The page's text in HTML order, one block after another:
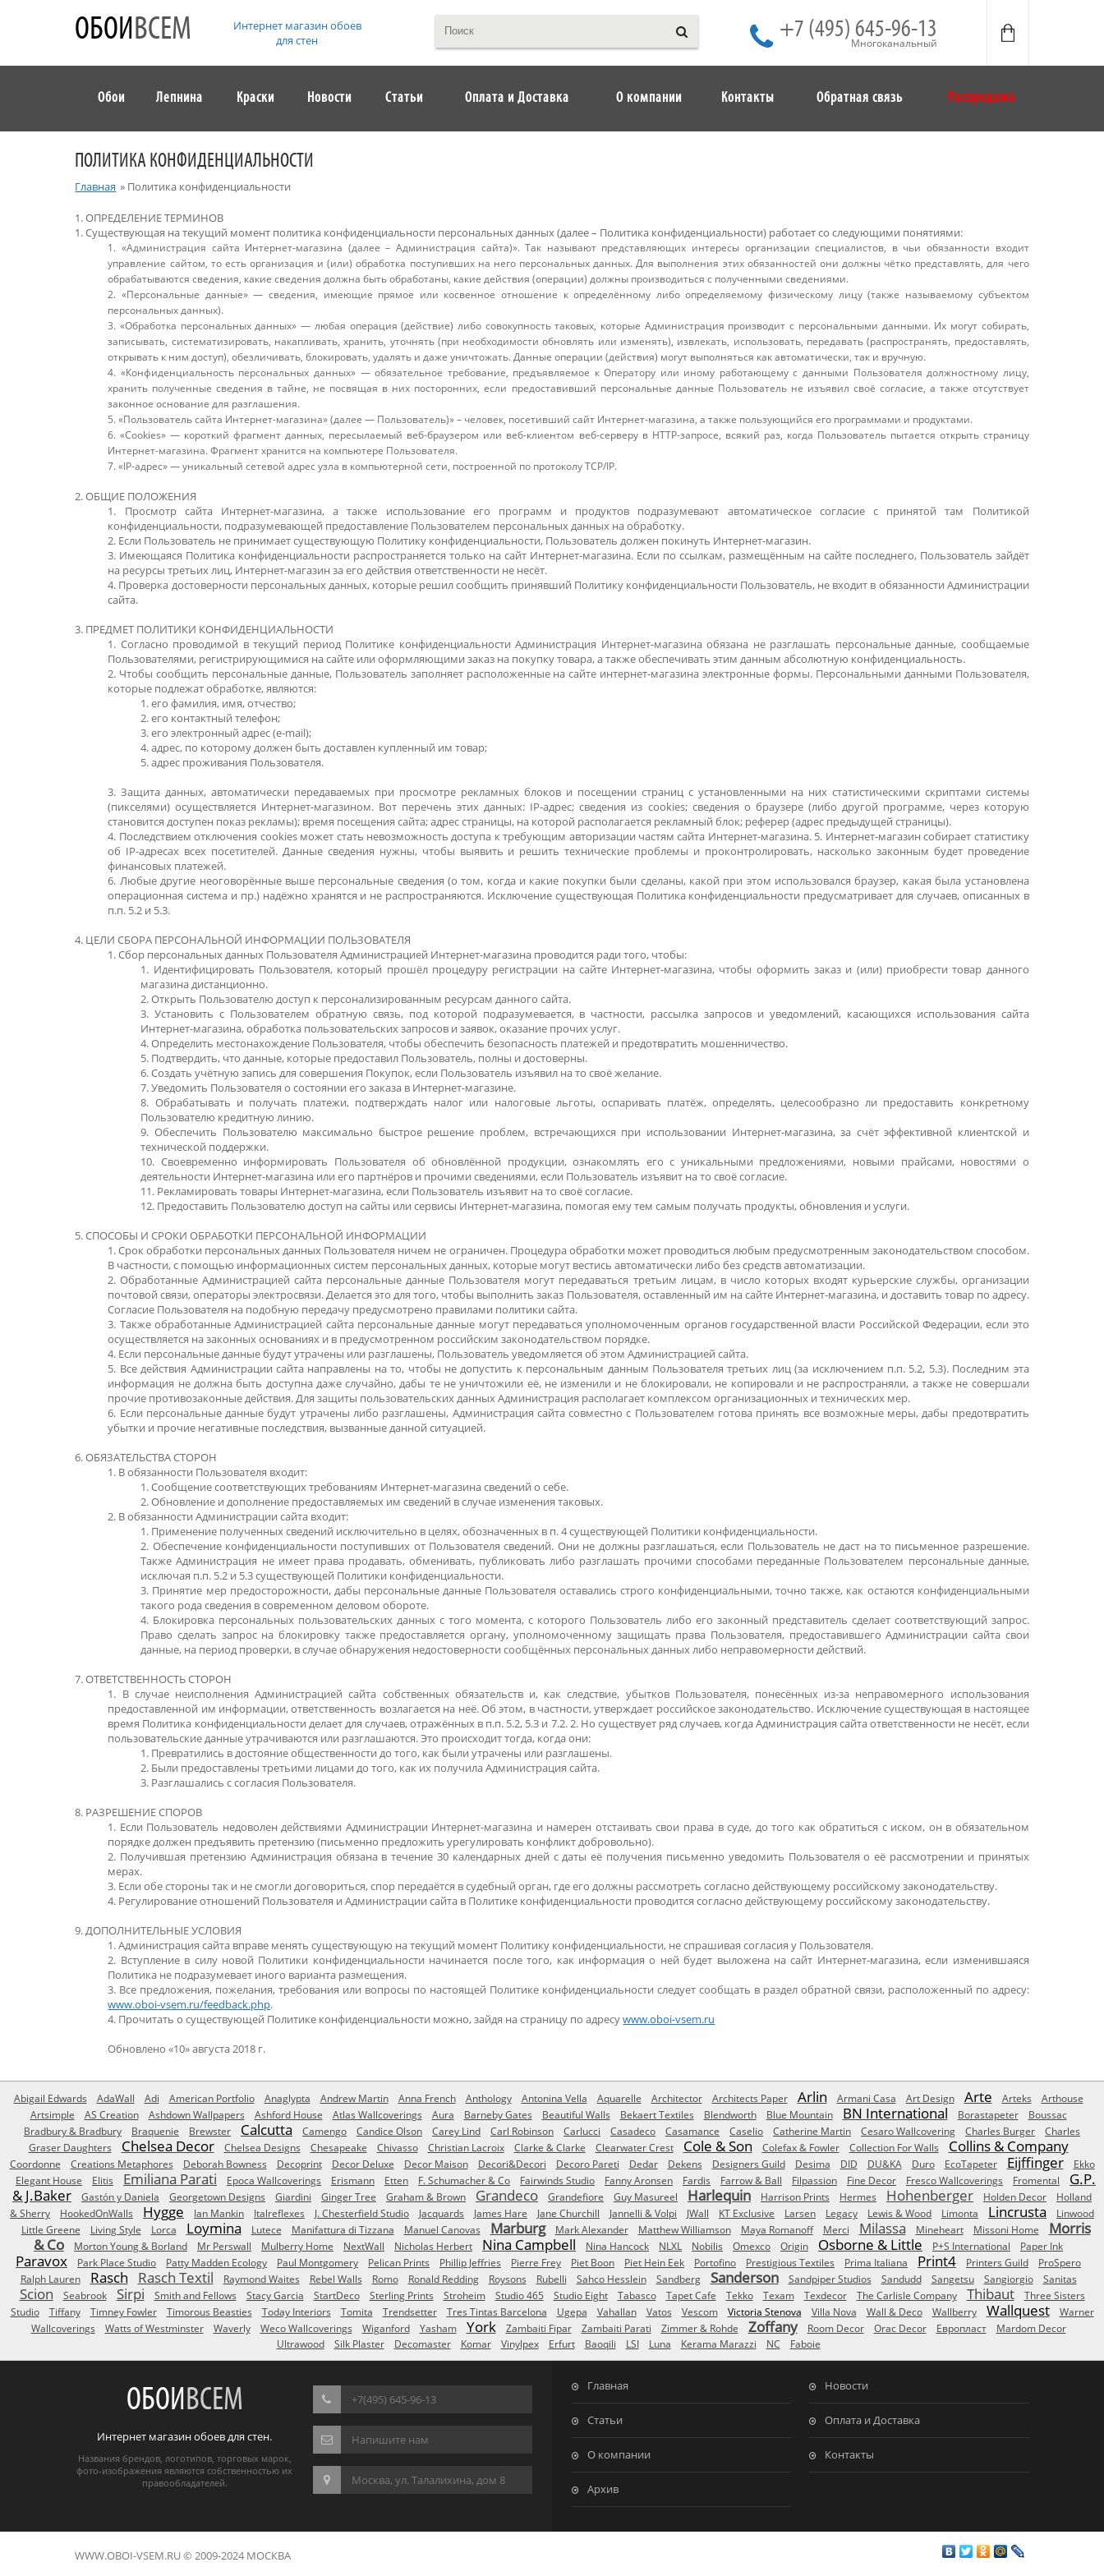
ОБОИВСЕМ
Интернет магазин обоев
для стен
+7 (495) 645-96-13
Многоканальный
Обои Лепнина Краски Новости Статьи Оплата и Доставка О компании Контакты Обратная связь Распродажа
ПОЛИТИКА КОНФИДЕНЦИАЛЬНОСТИ
Главная » Политика конфиденциальности
1. ОПРЕДЕЛЕНИЕ ТЕРМИНОВ
1. Существующая на текущий момент политика конфиденциальности персональных данных (далее – Политика конфиденциальности) работает со следующими понятиями:
1. «Администрация сайта Интернет-магазина (далее – Администрация сайта)». Так называют представляющих интересы организации специалистов, в чьи обязанности входит
управление сайтом, то есть организация и (или) обработка поступивших на него персональных данных. Для выполнения этих обязанностей они должны чётко представлять, для чего
обрабатываются сведения, какие сведения должна быть обработаны, какие действия (операции) должны производиться с полученными сведениями.
2. «Персональные данные» — сведения, имеющие прямое или косвенное отношение к определённому либо определяемому физическому лицу (также называемому субъектом
персональных данных).
3. «Обработка персональных данных» — любая операция (действие) либо совокупность таковых, которые Администрация производит с персональными данными. Их могут собирать,
записывать, систематизировать, накапливать, хранить, уточнять (при необходимости обновлять или изменять), извлекать, использовать, передавать (распространять, предоставлять,
открывать к ним доступ), обезличивать, блокировать, удалять и даже уничтожать. Данные операции (действия) могут выполняться как автоматически, так и вручную.
4. «Конфиденциальность персональных данных» — обязательное требование, предъявляемое к Оператору или иному работающему с данными Пользователя должностному лицу,
хранить полученные сведения в тайне, не посвящая в них посторонних, если предоставивший персональные данные Пользователь не изъявил своё согласие, а также отсутствует
законное основание для разглашения.
5. «Пользователь сайта Интернет-магазина» (далее — Пользователь)» – человек, посетивший сайт Интернет-магазина, а также пользующийся его программами и продуктами.
6. «Cookies» — короткий фрагмент данных, пересылаемый веб-браузером или веб-клиентом веб-серверу в HTTP-запросе, всякий раз, когда Пользователь пытается открыть страницу
Интернет-магазина. Фрагмент хранится на компьютере Пользователя.
7. «IP-адрес» — уникальный сетевой адрес узла в компьютерной сети, построенной по протоколу TCP/IP.
2. ОБЩИЕ ПОЛОЖЕНИЯ
1. Просмотр сайта Интернет-магазина, а также использование его программ и продуктов подразумевают автоматическое согласие с принятой там Политикой
конфиденциальности, подразумевающей предоставление Пользователем персональных данных на обработку.
2. Если Пользователь не принимает существующую Политику конфиденциальности, Пользователь должен покинуть Интернет-магазин.
3. Имеющаяся Политика конфиденциальности распространяется только на сайт Интернет-магазина. Если по ссылкам, размещённым на сайте последнего, Пользователь зайдёт
на ресурсы третьих лиц, Интернет-магазин за его действия ответственности не несёт.
4. Проверка достоверности персональных данных, которые решил сообщить принявший Политику конфиденциальности Пользователь, не входит в обязанности Администрации
сайта.
3. ПРЕДМЕТ ПОЛИТИКИ КОНФИДЕНЦИАЛЬНОСТИ
1. Согласно проводимой в текущий период Политике конфиденциальности Администрация Интернет-магазина обязана не разглашать персональные данные, сообщаемые
Пользователями, регистрирующимися на сайте или оформляющими заказ на покупку товара, а также обеспечивать этим данным абсолютную конфиденциальность.
2. Чтобы сообщить персональные данные, Пользователь заполняет расположенные на сайте интернет-магазина электронные формы. Персональными данными Пользователя,
которые подлежат обработке, являются:
1. его фамилия, имя, отчество;
2. его контактный телефон;
3. его электронный адрес (e-mail);
4. адрес, по которому должен быть доставлен купленный им товар;
5. адрес проживания Пользователя.
3. Защита данных, автоматически передаваемых при просмотре рекламных блоков и посещении страниц с установленными на них статистическими скриптами системы
(пикселями) осуществляется Интернет-магазином. Вот перечень этих данных: IP-адрес; сведения из cookies; сведения о браузере (либо другой программе, через которую
становится доступен показ рекламы); время посещения сайта; адрес страницы, на которой располагается рекламный блок; реферер (адрес предыдущей страницы).
4. Последствием отключения cookies может стать невозможность доступа к требующим авторизации частям сайта Интернет-магазина. 5. Интернет-магазин собирает статистику
об IP-адресах всех посетителей. Данные сведения нужны, чтобы выявить и решить технические проблемы и проконтролировать, насколько законным будет проведение
финансовых платежей.
6. Любые другие неоговорённые выше персональные сведения (о том, когда и какие покупки были сделаны, какой при этом использовался браузер, какая была установлена
операционная система и пр.) надёжно хранятся и не распространяются. Исключение существующая Политика конфиденциальности предусматривает для случаев, описанных в
п.п. 5.2 и 5.3.
4. ЦЕЛИ СБОРА ПЕРСОНАЛЬНОЙ ИНФОРМАЦИИ ПОЛЬЗОВАТЕЛЯ
1. Сбор персональных данных Пользователя Администрацией Интернет-магазина проводится ради того, чтобы:
1. Идентифицировать Пользователя, который прошёл процедуру регистрации на сайте Интернет-магазина, чтобы оформить заказ и (или) приобрести товар данного
магазина дистанционно.
2. Открыть Пользователю доступ к персонализированным ресурсам данного сайта.
3. Установить с Пользователем обратную связь, под которой подразумевается, в частности, рассылка запросов и уведомлений, касающихся использования сайта
Интернет-магазина, обработка пользовательских запросов и заявок, оказание прочих услуг.
4. Определить местонахождение Пользователя, чтобы обеспечить безопасность платежей и предотвратить мошенничество.
5. Подтвердить, что данные, которые предоставил Пользователь, полны и достоверны.
6. Создать учётную запись для совершения Покупок, если Пользователь изъявил на то своё желание.
7. Уведомить Пользователя о состоянии его заказа в Интернет-магазине.
8. Обрабатывать и получать платежи, подтверждать налог или налоговые льготы, оспаривать платёж, определять, целесообразно ли предоставить конкретному
Пользователю кредитную линию.
9. Обеспечить Пользователю максимально быстрое решение проблем, встречающихся при использовании Интернет-магазина, за счёт эффективной клиентской и
технической поддержки.
10. Своевременно информировать Пользователя об обновлённой продукции, ознакомлять его с уникальными предложениями, новыми прайсами, новостями о
деятельности Интернет-магазина или его партнёров и прочими сведениями, если Пользователь изъявит на то своё согласие.
11. Рекламировать товары Интернет-магазина, если Пользователь изъявит на то своё согласие.
12. Предоставить Пользователю доступ на сайты или сервисы Интернет-магазина, помогая ему тем самым получать продукты, обновления и услуги.
5. СПОСОБЫ И СРОКИ ОБРАБОТКИ ПЕРСОНАЛЬНОЙ ИНФОРМАЦИИ
1. Срок обработки персональных данных Пользователя ничем не ограничен. Процедура обработки может проводиться любым предусмотренным законодательством способом.
В частности, с помощью информационных систем персональных данных, которые могут вестись автоматически либо без средств автоматизации.
2. Обработанные Администрацией сайта персональные данные Пользователя могут передаваться третьим лицам, в число которых входят курьерские службы, организации
почтовой связи, операторы электросвязи. Делается это для того, чтобы выполнить заказ Пользователя, оставленный им на сайте Интернет-магазина, и доставить товар по адресу.
Согласие Пользователя на подобную передачу предусмотрено правилами политики сайта.
3. Также обработанные Администрацией сайта персональные данные могут передаваться уполномоченным органов государственной власти Российской Федерации, если это
осуществляется на законных основаниях и в предусмотренном российским законодательством порядке.
4. Если персональные данные будут утрачены или разглашены, Пользователь уведомляется об этом Администрацией сайта.
5. Все действия Администрации сайта направлены на то, чтобы не допустить к персональным данным Пользователя третьих лиц (за исключением п.п. 5.2, 5.3). Последним эта
информация не должна быть доступна даже случайно, дабы те не уничтожили её, не изменили и не блокировали, не копировали и не распространяли, а также не совершали
прочие противозаконные действия. Для защиты пользовательских данных Администрация располагает комплексом организационных и технических мер.
6. Если персональные данные будут утрачены либо разглашены, Администрация сайта совместно с Пользователем готова принять все возможные меры, дабы предотвратить
убытки и прочие негативные последствия, вызванные данной ситуацией.
6. ОБЯЗАТЕЛЬСТВА СТОРОН
1. В обязанности Пользователя входит:
1. Сообщение соответствующих требованиям Интернет-магазина сведений о себе.
2. Обновление и дополнение предоставляемых им сведений в случае изменения таковых.
2. В обязанности Администрации сайта входит:
1. Применение полученных сведений исключительно в целях, обозначенных в п. 4 существующей Политики конфиденциальности.
2. Обеспечение конфиденциальности поступивших от Пользователя сведений. Они не должны разглашаться, если Пользователь не даст на то письменное разрешение.
Также Администрация не имеет права продавать, обменивать, публиковать либо разглашать прочими способами переданные Пользователем персональные данные,
исключая п.п. 5.2 и 5.3 существующей Политики конфиденциальности.
3. Принятие мер предосторожности, дабы персональные данные Пользователя оставались строго конфиденциальными, точно также, как остаются конфиденциальными
такого рода сведения в современном деловом обороте.
4. Блокировка персональных пользовательских данных с того момента, с которого Пользователь либо его законный представитель сделает соответствующий запрос.
Право сделать запрос на блокировку также предоставляется органу, уполномоченному защищать права Пользователя, предоставившего Администрации сайта свои
данные, на период проверки, в случае обнаружения недостоверности сообщённых персональных данных либо неправомерности действий.
7. ОТВЕТСТВЕННОСТЬ СТОРОН
1. В случае неисполнения Администрацией сайта собственных обязательств и, как следствие, убытков Пользователя, понесённых из-за неправомерного использования
предоставленной им информации, ответственность возлагается на неё. Об этом, в частности, утверждает российское законодательство. Исключение существующая в настоящее
время Политика конфиденциальности делает для случаев, отражённых в п.п. 5.2, 5.3 и 7.2. 2. Но существует ряд случаев, когда Администрация сайта ответственности не несёт, если
пользовательские данные утрачиваются или разглашаются. Это происходит тогда, когда они:
1. Превратились в достояние общественности до того, как были утрачены или разглашены.
2. Были предоставлены третьими лицами до того, как их получила Администрация сайта.
3. Разглашались с согласия Пользователя.
8. РАЗРЕШЕНИЕ СПОРОВ
1. Если Пользователь недоволен действиями Администрации Интернет-магазина и намерен отстаивать свои права в суде, до того как обратиться с иском, он в обязательном
порядке должен предъявить претензию (письменно предложить урегулировать конфликт добровольно).
2. Получившая претензию Администрация обязана в течение 30 календарных дней с даты её получения письменно уведомить Пользователя о её рассмотрении и принятых
мерах.
3. Если обе стороны так и не смогли договориться, спор передаётся в судебный орган, где его должны рассмотреть согласно действующему российскому законодательству.
4. Регулирование отношений Пользователя и Администрации сайта в Политике конфиденциальности проводится согласно действующему российскому законодательству.
9. ДОПОЛНИТЕЛЬНЫЕ УСЛОВИЯ
1. Администрация сайта вправе менять существующую на текущий момент Политику конфиденциальности, не спрашивая согласия у Пользователя.
2. Вступление в силу новой Политики конфиденциальности начинается после того, как информация о ней будет выложена на сайт Интернет-магазина, если изменившаяся
Политика не подразумевает иного варианта размещения.
3. Все предложения, пожелания, требования или вопросы по настоящей Политике конфиденциальности следует сообщать в раздел обратной связи, расположенный по адресу:
www.oboi-vsem.ru/feedback.php.
4. Прочитать о существующей Политике конфиденциальности можно, зайдя на страницу по адресуwww.oboi-vsem.ru
Обновлено «10» августа 2018 г.
Abigail Edwards AdaWall Adi American Portfolio Anaglypta Andrew Martin Anna French Anthology Antonina Vella Aquarelle Architector Architects Paper Arlin Armani Casa Art Design Arte Arteks
Arthouse
Artsimple
AS Creation Ashdown Wallpapers Ashford House Atlas Wallcoverings Aura Barneby Gates Beautiful Walls Bekaert Textiles Blendworth Blue Mountain BN International Borastapeter
Boussac
Bradbury & Bradbury
Braquenie Brewster Calcutta Camengo Candice Olson Carey Lind Carl Robinson Carlucci Casadeco Casamance Caselio Catherine Martin Cesaro Wallcovering Charles Burger
Charles
Graser Daughters
Chelsea Decor Chelsea Designs Chesapeake Chivasso Christian Lacroix Clarke & Clarke Clearwater Crest Cole & Son Colefax & Fowler Collection For Walls Collins & Company
Coordonne Creations Metaphores Deborah Bowness Decoprint Decor Deluxe Decor Maison Decori&Decori Decoro Pareti Dedar Dekens Designers Guild Desima DID DU&KA Duro EcoTapeter Eijffinger
Ekko
Elegant House
Elitis Emiliana Parati Epoca Wallcoverings Erismann Etten F. Schumacher & Co Fairwinds Studio Fanny Aronsen Fardis Farrow & Ball Filpassion Fine Decor Fresco Wallcoverings Fromental
G.P.
& J.Baker
Gastón y Daniela Georgetown Designs Giardini Ginger Tree Graham & Brown Grandeco Grandefiore Guy Masureel Harlequin Harrison Prints Hermes Hohenberger Holden Decor
Holland
& Sherry
HookedOnWalls Hygge Ian Mankin Italreflexes J. Chesterfield Studio Jacquards James Hare Jane Churchill Jannelli & Volpi JWall KT Exclusive Larsen Legacy Lewis & Wood Limonta Lincrusta
Linwood
Little Greene
Living Style Lorca Loymina Lutece Manifattura di Tizzana Manuel Canovas Marburg Mark Alexander Matthew Williamson Maya Romanoff Merci Milassa Mineheart Missoni Home
Morris
& Co
Morton Young & Borland Mr Perswall Mulberry Home NextWall Nicholas Herbert Nina Campbell Nina Hancock NLXL Nobilis Omexco Origin Osborne & Little P+S International Paper Ink
Paravox Park Place Studio Patty Madden Ecology Paul Montgomery Pelican Prints Phillip Jeffries Pierre Frey Piet Boon Piet Hein Eek Portofino Prestigious Textiles Prima Italiana Print4 Printers Guild
ProSpero
Ralph Lauren
Rasch Rasch Textil Raymond Waites Rebel Walls Romo Ronald Redding Roysons Rubelli Sahco Hesslein Sandberg Sanderson Sandpiper Studios Sandudd Sangetsu Sangiorgio Sanitas
Scion Seabrook Sirpi Smith and Fellows Stacy Garcia StartDeco Sterling Prints Stroheim Studio 465 Studio Eight Tabasco Tapet Cafe Tekko Texam Texdecor The Carlisle Company Thibaut
Three Sisters
Studio
Tiffany Timney Fowler Timorous Beasties Today Interiors Tomita Trendsetter Tres Tintas Barcelona Ugepa Vahallan Vatos Vescom Victoria Stenova Villa Nova Wall & Deco Wallberry Wallquest
Warner
Wallcoverings
Watts of Westminster Waverly Weco Wallcoverings Wiganford Yasham York Zambaiti Fipar Zambaiti Parati Zimmer & Rohde Zoffany Room Decor Orac Decor Европласт
Mardom Decor
Ultrawood
Silk Plaster Decomaster Komar Vinylpex Erfurt Baoqili LSI Luna Kerama Marazzi NC Faboie
ОБОИВСЕМ
Интернет магазин обоев для стен.
Названия брендов, логотипов, торговых марок,
фото-изображения являются собственностью их
правообладателей.
+7(495) 645-96-13
Напишите нам
Москва, ул. Талалихина, дом 8
Главная Новости
Статьи Оплата и Доставка
О компании Контакты
Архив
WWW.OBOI-VSEM.RU © 2009-2024 МОСКВА